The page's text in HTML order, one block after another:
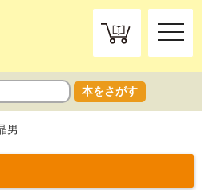
toggle
本をさがす
男